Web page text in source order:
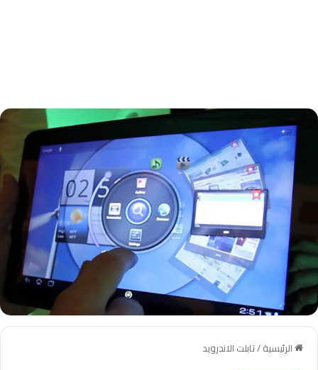
الرئيسية/تابلت الاندرويد